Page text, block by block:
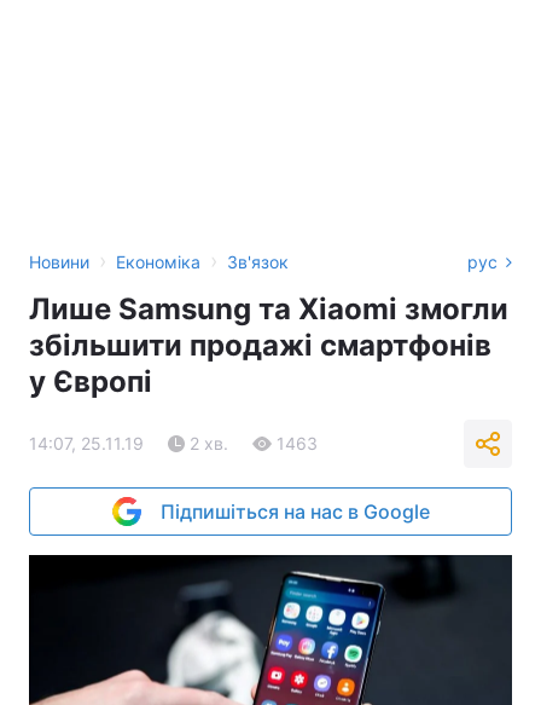
Новини › Економіка › Зв'язок рус
Лише Samsung та Xiaomi змогли
збільшити продажі смартфонів
у Європі
14:07, 25.11.19 2 хв. 1463
Підпишіться на нас в Google